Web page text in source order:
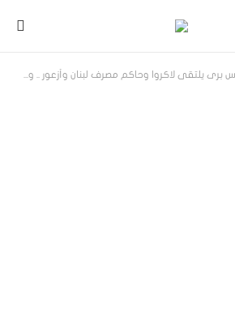
بري يلتقي لاكروا وحاكم مصرف لبنان وأزعور .. ولاكروا: اللقاء كان ايجابياً